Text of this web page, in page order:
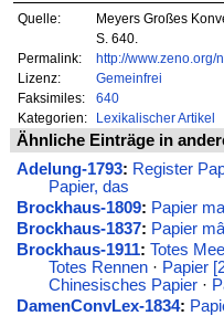
Quelle:
Meyers Großes
S. 640.
Permalink:
http://www.zeno.org/
Lizenz:
Gemeinfrei
Faksimiles:
640
Kategorien:
Lexikalischer Artikel
Ähnliche Einträge in
Adelung-1793: Register
Papier, das
Brockhaus-1809: Papier
Brockhaus-1837: Papier
Brockhaus-1911: Totes
Totes Rennen· Papier
Chinesisches Papier·
DamenConvLex-1834: